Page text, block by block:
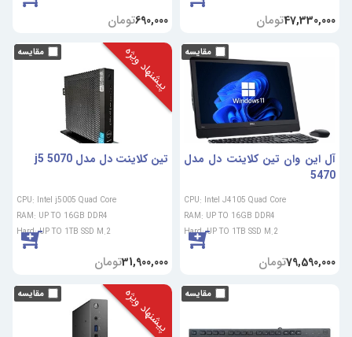
47,330,000تومان 690,000تومان
آل این وان تین کلاینت دل مدل
5470
CPU: Intel J4105 Quad Core
RAM: UP TO 16GB DDR4
Hard: UP TO 1TB SSD M.2
79,590,000تومان
پیشنهاد ویژه
تین کلاینت دل مدل 5070 j5
CPU: Intel j5005 Quad Core
RAM: UP TO 16GB DDR4
Hard: UP TO 1TB SSD M.2
31,900,000تومان
پیشنهاد ویژه